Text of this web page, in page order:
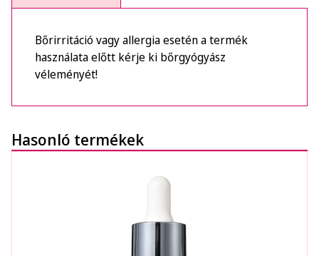
Bőrirritáció vagy allergia esetén a termék
használata előtt kérje ki bőrgyógyász
véleményét!
Hasonló termékek